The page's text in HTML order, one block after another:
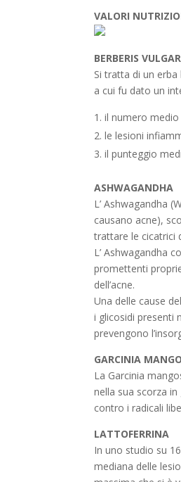
VALORI
BERBERIS
Si tratta di un
a cui fu dato un
il numero
le lesioni
il punteggio
ASHWAGANDHA
L’ Ashwagandha
causano acne),
trattare le cicatrici
L’ Ashwagandha
promettenti
dell’acne.
Una delle cause
i glicosidi presenti
prevengono
GARCINIA
La Garcinia
nella sua scorza
contro i radicali
LATTOFERRINA
In uno studio su
mediana delle